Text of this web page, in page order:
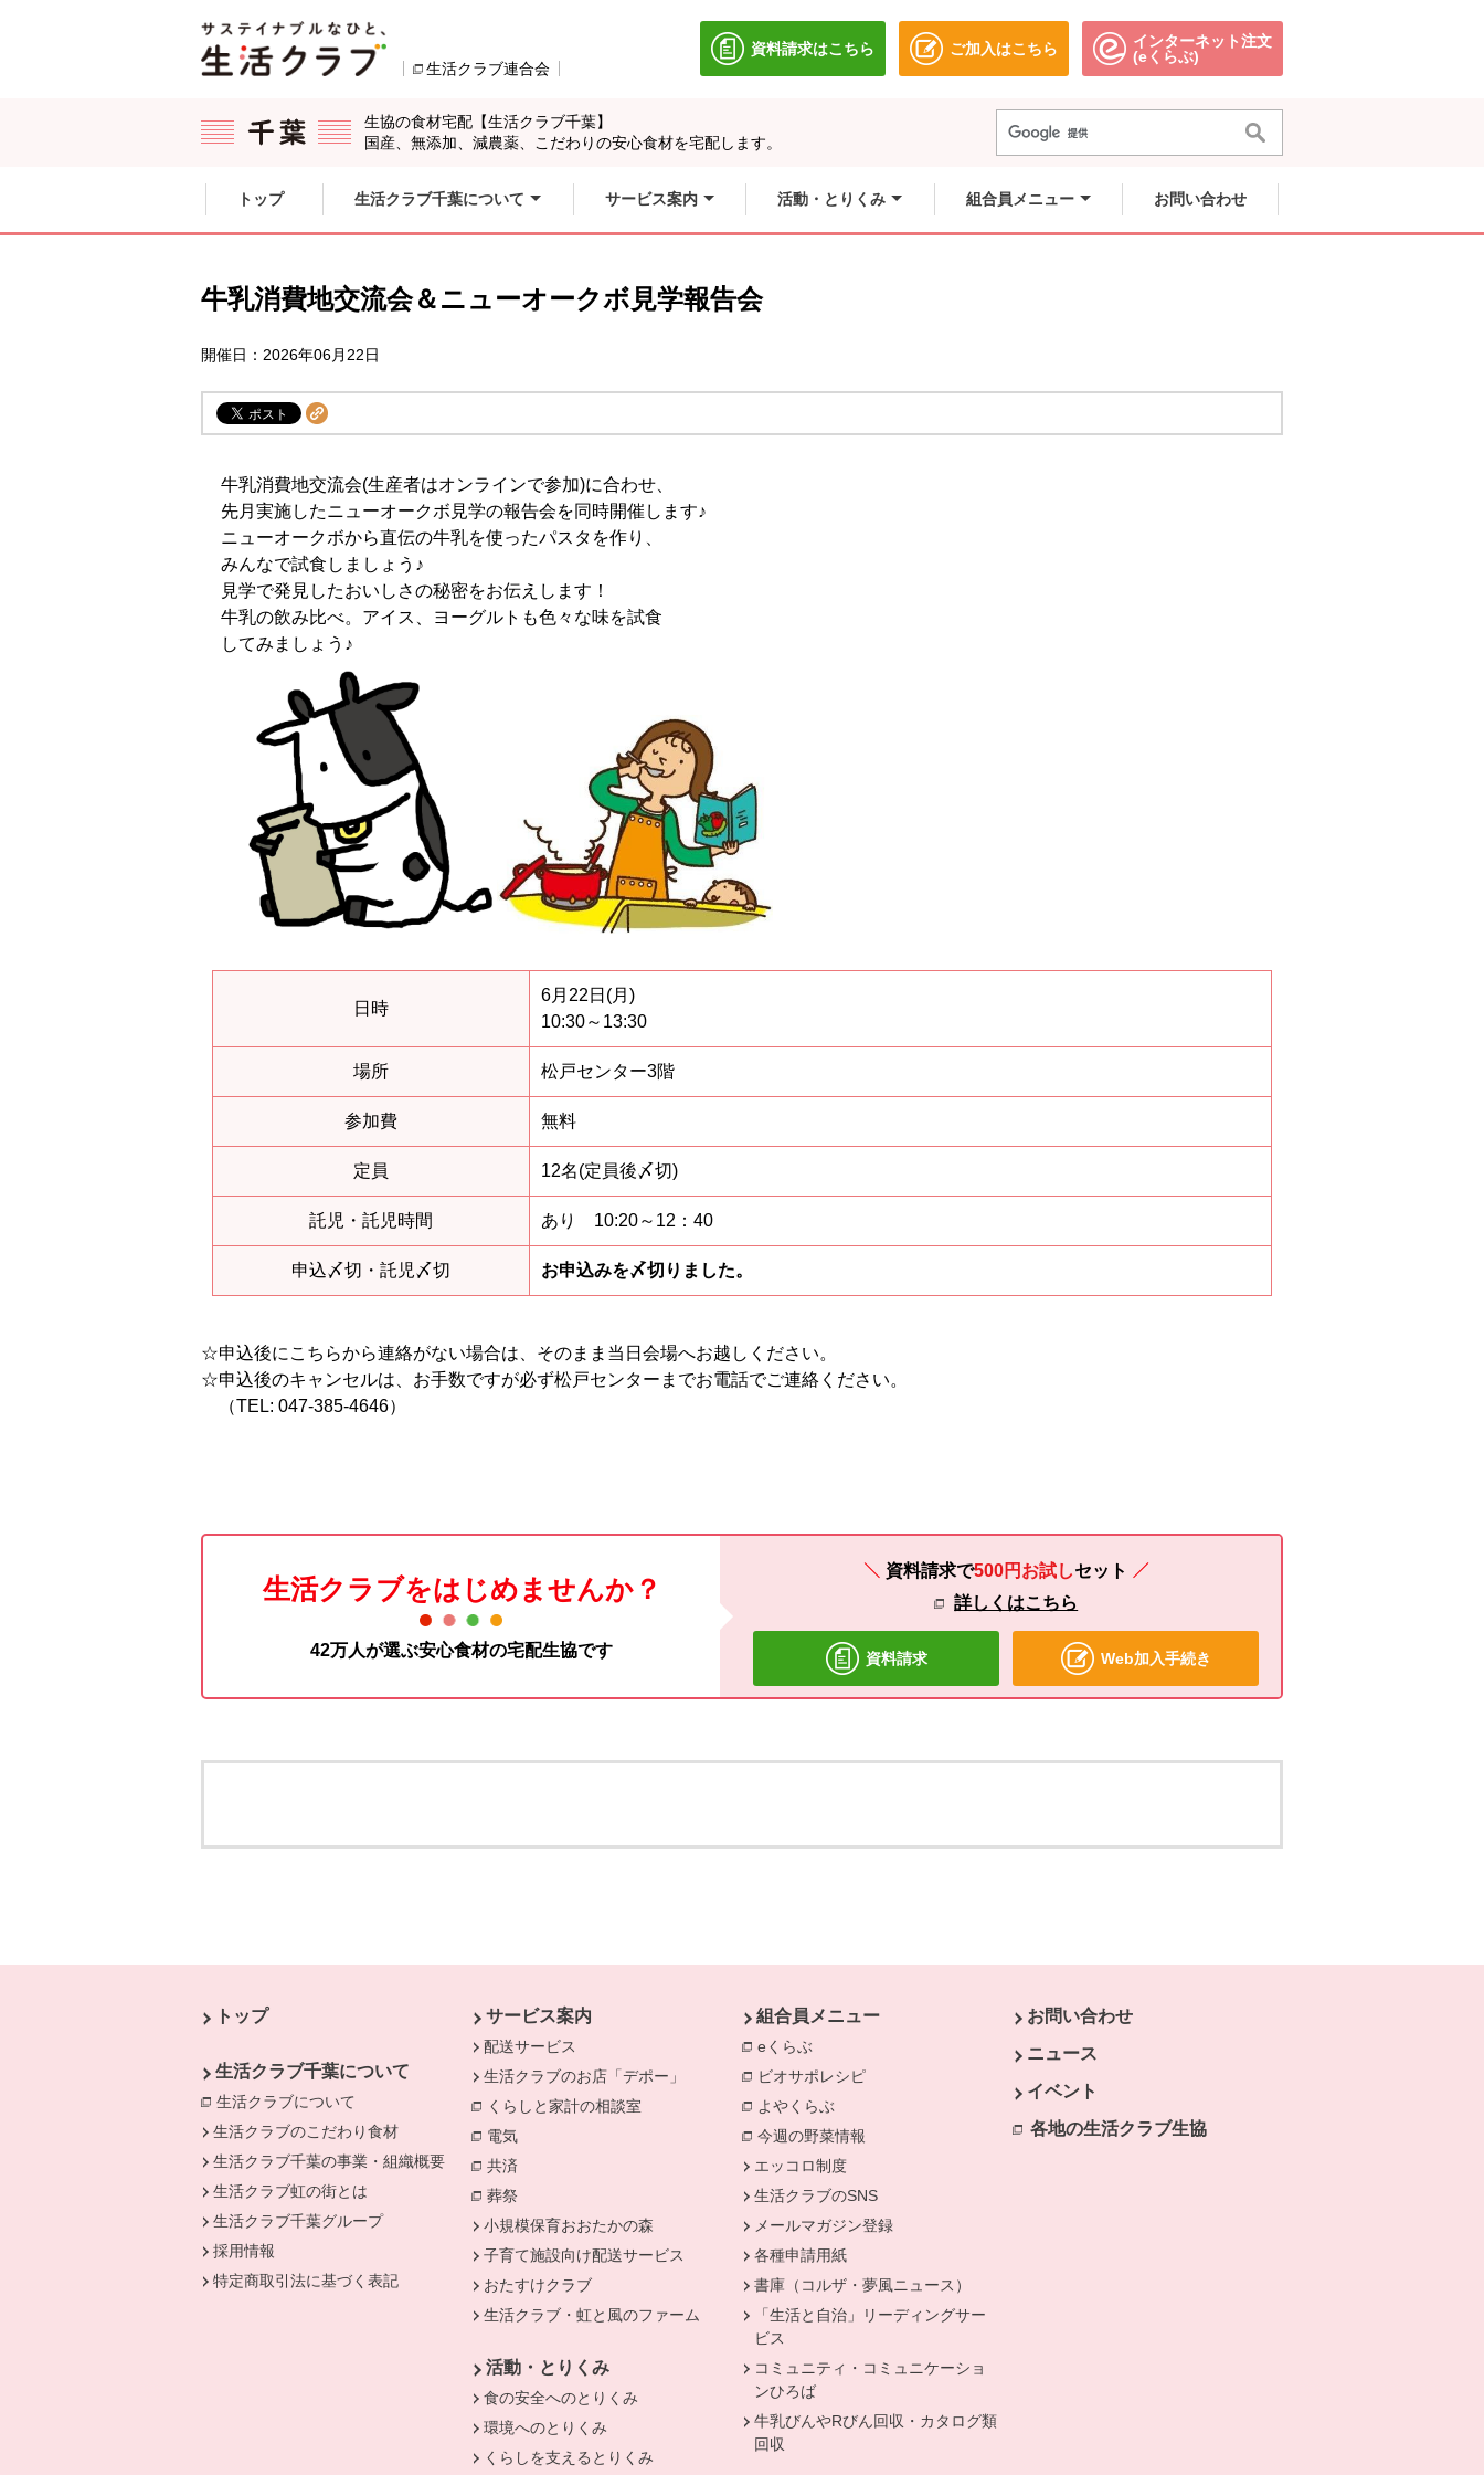
生活クラブ連合会 別のウィンドウで開きます。
資料請求はこちら
別のウィンドウで開きます。ご加入はこちら
別のウィンドウで開きます。
インターネット注文
(eくらぶ)別のウィンドウで開きます。
生協の食材宅配【生活クラブ千葉】
国産、無添加、減農薬、こだわりの安心食材を宅配します。
ここからサイト内共通メニューです。
サイト内共通メニューをスキップする
トップ 生活クラブ千葉について サービス案内 活動・とりくみ 組合員メニュー お問い合わせ
牛乳消費地交流会＆ニューオークボ見学報告会
開催日：2026年06月22日
牛乳消費地交流会(生産者はオンラインで参加)に合わせ、
先月実施したニューオークボ見学の報告会を同時開催します♪
ニューオークボから直伝の牛乳を使ったパスタを作り、
みんなで試食しましょう♪
見学で発見したおいしさの秘密をお伝えします！
牛乳の飲み比べ。アイス、ヨーグルトも色々な味を試食
してみましょう♪
日時
6月22日(月)
10:30～13:30
場所 松戸センター3階
参加費 無料
定員 12名(定員後〆切)
託児・託児時間 あり 10:20～12：40
申込〆切・託児〆切 お申込みを〆切りました。
☆申込後にこちらから連絡がない場合は、そのまま当日会場へお越しください。
☆申込後のキャンセルは、お手数ですが必ず松戸センターまでお電話でご連絡ください。
（TEL: 047-385-4646）
生活クラブをはじめませんか？
42万人が選ぶ安心食材の宅配生協です
資料請求で500円お試しセット
詳しくはこちら
資料請求 Web加入手続き
トップ
生活クラブ千葉について
生活クラブについて
別のウィンドウで開きます。
生活クラブのこだわり食材
生活クラブ千葉の事業・組織概要
生活クラブ虹の街とは
生活クラブ千葉グループ
採用情報
特定商取引法に基づく表記
サービス案内
配送サービス
生活クラブのお店「デポー」
くらしと家計の相談室 別のウィンドウで開きます。
電気
共済
葬祭
小規模保育おおたかの森
子育て施設向け配送サービス
おたすけクラブ
生活クラブ・虹と風のファーム
活動・とりくみ
食の安全へのとりくみ
環境へのとりくみ
くらしを支えるとりくみ
組合員メニュー
eくらぶ
ビオサポレシピ
よやくらぶ 別のウィンドウで開きます。
今週の野菜情報 別のウィンドウで開きます。
エッコロ制度
生活クラブのSNS
メールマガジン登録
各種申請用紙
書庫（コルザ・夢風ニュース）
「生活と自治」リーディングサー
ビス
コミュニティ・コミュニケーショ
ンひろば
牛乳びんやRびん回収・カタログ類
回収
お問い合わせ
ニュース
イベント
各地の生活クラブ生協